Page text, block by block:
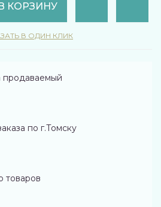
КОРЗИНУ
В ОДИН КЛИК
продаваемый
по г.Томску
товаров